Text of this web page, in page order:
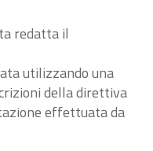
redatta il
utilizzando una
della direttiva
effettuata da